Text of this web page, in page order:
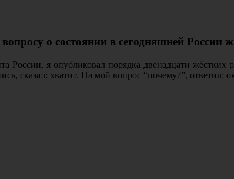
о состоянии в сегодняшней России
России, я опубликовал порядка двенадцати жёстких
сказал: хватит. На мой вопрос “почему?”, ответил: